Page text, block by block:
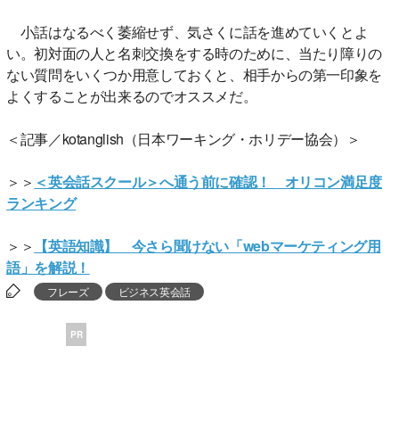
小話はなるべく萎縮せず、気さくに話を進めていくとよ
い。初対面の人と名刺交換をする時のために、当たり障りの
ない質問をいくつか用意しておくと、相手からの第一印象を
よくすることが出来るのでオススメだ。
＜記事／kotanglish（日本ワーキング・ホリデー協会）＞
＞＞ ＜英会話スクール＞へ通う前に確認！ オリコン満足度
ランキング
＞＞ 【英語知識】 今さら聞けない「webマーケティング用
語」を解説！
フレーズ ビジネス英会話
PR